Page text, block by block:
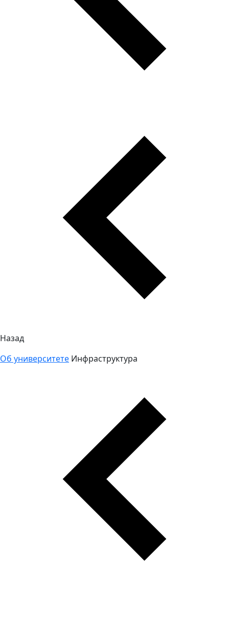
Назад
Об университете Инфраструктура